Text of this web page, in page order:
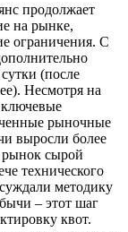
продолжает
на рынке,
ограничения. С
(после
Несмотря на
рыночные
выросли более
сырой
технического
методику
– этот шаг
квот.